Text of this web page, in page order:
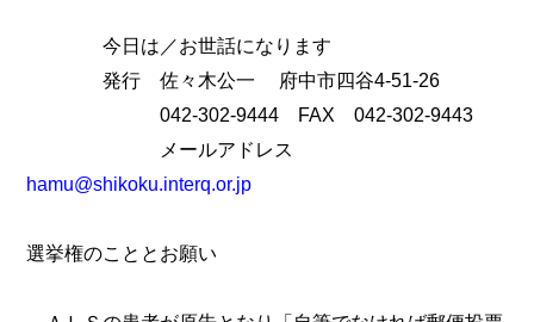
今日は／お世話になります
発行 佐々木公一 府中市四谷4-51-26
042-302-9444 FAX 042-302-9443
メールアドレス
hamu@shikoku.interq.or.jp
選挙権のこととお願い